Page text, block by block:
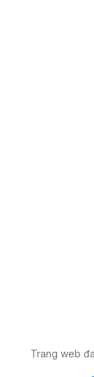
Trang web